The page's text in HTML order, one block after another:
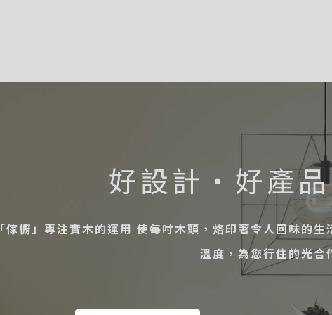
好設計・好產
「傢櫥」專注實木的運用 使每吋木頭，烙印著令人回味的
溫度，為您行住的光合